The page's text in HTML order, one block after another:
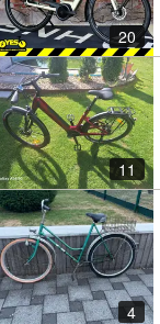
20
11
4